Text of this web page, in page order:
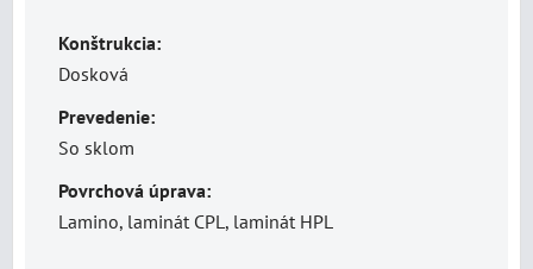
Konštrukcia:
Dosková
Prevedenie:
So sklom
Povrchová úprava:
Lamino, laminát CPL, laminát HPL